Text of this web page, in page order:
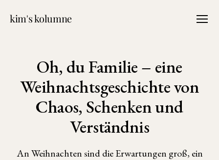
kim's kolumne
Oh, du Familie – eine
Weihnachtsgeschichte von
Chaos, Schenken und
Verständnis
An Weihnachten sind die Erwartungen groß, ein